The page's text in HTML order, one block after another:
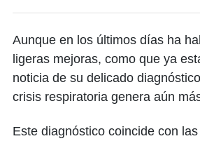
Aunque en los últimos días ha
ligeras mejoras, como que ya
noticia de su delicado
crisis respiratoria genera aún
Este diagnóstico coincide con